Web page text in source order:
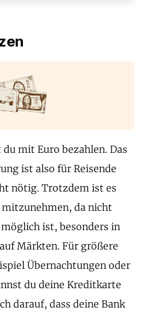
mit Euro bezahlen. Das
ist also für Reisende
nötig. Trotzdem ist es
da nicht
ist, besonders in
Märkten. Für größere
Übernachtungen oder
du deine Kreditkarte
darauf, dass deine Bank